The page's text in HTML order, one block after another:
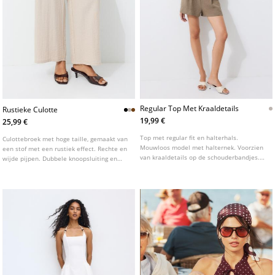
Rustieke Culotte
25,99 €
Culottebroek met hoge taille, gemaakt van
een stof met een rustiek effect. Rechte en
wijde pijpen. Dubbele knoopsluiting en
Regular Top Met Kraaldetails
19,99 €
Top met regular fit en halterhals.
Mouwloos model met halternek. Voorzien
van kraaldetails op de schouderbandjes.